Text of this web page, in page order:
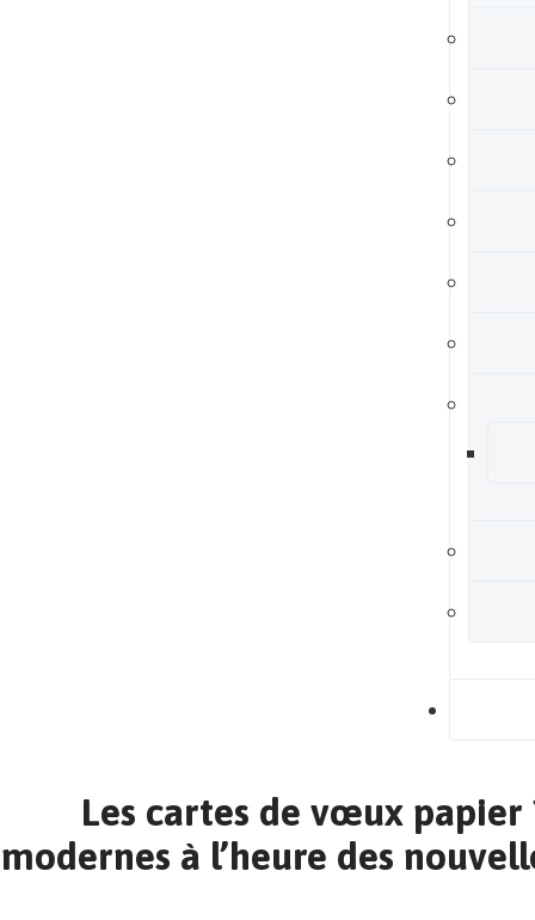
Les cartes de vœux papier
modernes à l’heure des